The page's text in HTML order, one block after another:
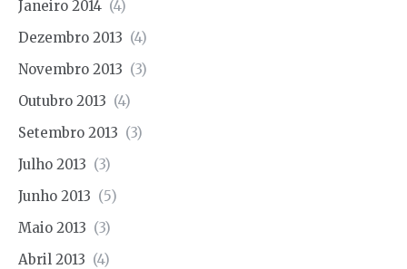
Janeiro 2014 (4)
Dezembro 2013 (4)
Novembro 2013 (3)
Outubro 2013 (4)
Setembro 2013 (3)
Julho 2013 (3)
Junho 2013 (5)
Maio 2013 (3)
Abril 2013 (4)